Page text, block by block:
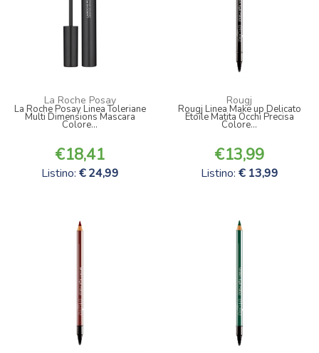
La Roche Posay
La Roche Posay Linea Toleriane
Multi Dimensions Mascara
Colore...
18,41
Listino: 24,99
Rougj
Rougj Linea Make up Delicato
Etoile Matita Occhi Precisa
Colore...
13,99
Listino: 13,99